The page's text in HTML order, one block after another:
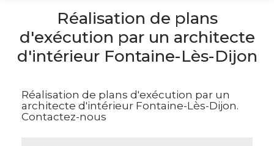
Réalisation de plans
d'exécution par un architecte
d'intérieur Fontaine-Lès-Dijon
Réalisation de plans d'exécution par un
architecte d'intérieur Fontaine-Lès-Dijon.
Contactez-nous